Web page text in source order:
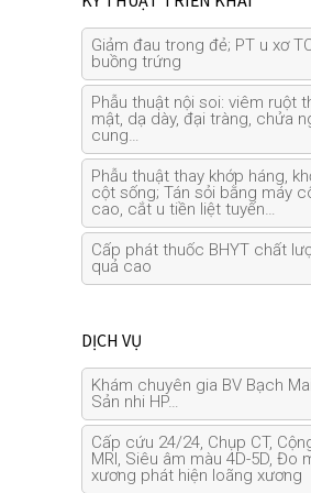
Giảm đau trong đẻ; PT u xơ
buồng trứng
Phẫu thuật nội soi: viêm ruột
mật, dạ dày, đại tràng, chửa
cung…
Phẫu thuật thay khớp háng,
cột sống; Tán sỏi bằng máy
cao, cắt u tiền liệt tuyến…
Cấp phát thuốc BHYT chất
quả cao
DỊCH VỤ
Khám chuyên gia BV Bạch
Sản nhi HP…
Cấp cứu 24/24, Chụp CT,
MRI, Siêu âm màu 4D-5D, Đo
xương phát hiện loãng xương